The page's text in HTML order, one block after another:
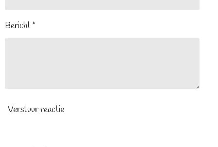
Bericht *
Verstuur reactie